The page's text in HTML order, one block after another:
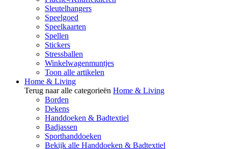
Sleutelhangers
Speelgoed
Speelkaarten
Spellen
Stickers
Stressballen
Winkelwagenmuntjes
Toon alle artikelen
Home & Living
Terug naar alle categorieën Home & Living
Borden
Dekens
Handdoeken & Badtextiel
Badjassen
Sporthanddoeken
Bekijk alle Handdoeken & Badtextiel